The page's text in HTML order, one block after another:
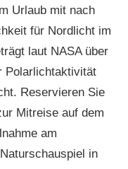
Urlaub mit nach
für Nordlicht im
laut NASA über
Polarlichtaktivität
Reservieren Sie
Mitreise auf dem
am
in